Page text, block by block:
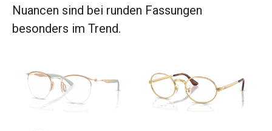
Nuancen sind bei runden Fassungen
besonders im Trend.